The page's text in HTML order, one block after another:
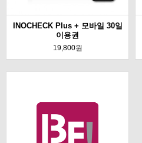
INOCHECK Plus + 모바일 30일
이용권
19,800원